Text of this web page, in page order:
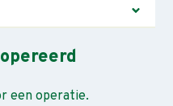
een operatie.